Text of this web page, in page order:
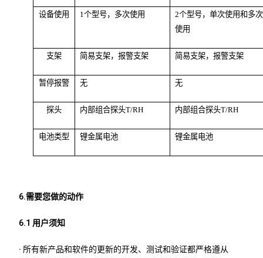
设备使用 1个型号，多次使用
2个型号，单次使用和多次
使用
支架 简易支架，报警支架 简易支架，报警支架
暂停报警 无 无
探头 内部组合探头T/RH 内部组合探头T/RH
电池类型 锂金属电池 锂金属电池
6.需要您做的动作
6.1 用户须知
· 所有新产品和软件的更新的开发、测试和验证都严格遵从